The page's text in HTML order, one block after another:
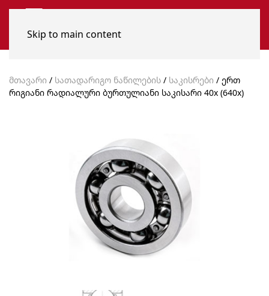
Skip to main content
მთავარი / სათადარიგო ნაწილების / საკისრები / ერთ
რიგიანი რადიალური ბურთულიანი საკისარი 40x (640x)